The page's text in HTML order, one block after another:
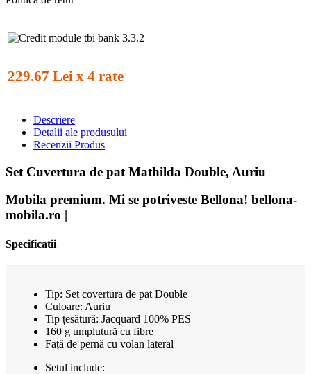
229.67 Lei x 4 rate
Descriere
Detalii ale produsului
Recenzii Produs
Set Cuvertura de pat Mathilda Double, Auriu
Mobila premium. Mi se potriveste Bellona! bellona-
mobila.ro |
Specificatii
Tip: Set covertura de pat Double
Culoare: Auriu
Tip țesătură: Jacquard 100% PES
160 g umplutură cu fibre
Față de pernă cu volan lateral
Setul include: